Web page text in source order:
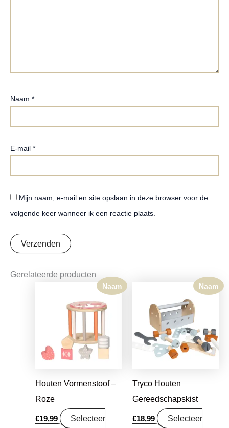
Naam *
E-mail *
Mijn naam, e-mail en site opslaan in deze browser voor de
volgende keer wanneer ik een reactie plaats.
Gerelateerde producten
Naam
Houten Vormenstoof –
Roze
€19,99
Selecteer
Naam
Tryco Houten
Gereedschapskist
€18,99
Selecteer